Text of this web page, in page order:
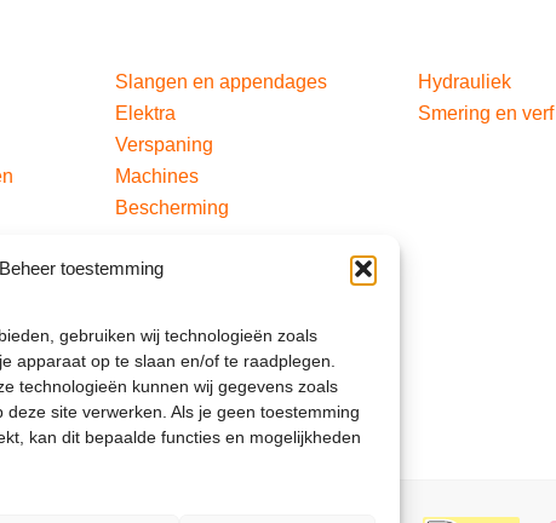
Beheer toestemming
gebruiken wij technologieën zoals
apparaat op te slaan en/of te raadplegen.
technologieën kunnen wij gegevens zoals
deze site verwerken. Als je geen toestemming
kan dit bepaalde functies en mogelijkheden
Slangen en appendages
Elektra
Verspaning
Machines
Bescherming
Hydrauliek
Smering en verf